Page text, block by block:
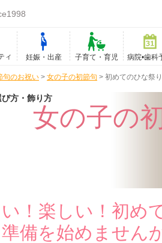
ィ 妊娠・出産 子育て・育児 病院•歯科
句のお祝い > 女の子の初節句 > 初めてのひな祭
方・飾り方
女の子の
！楽しい！初め
備を始めません